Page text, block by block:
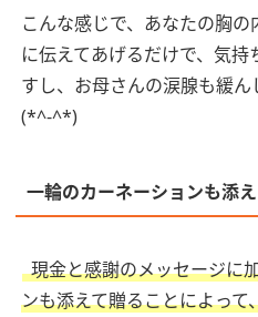
こんな感じで、あなたの胸
に伝えてあげるだけで、気
すし、お母さんの涙腺も緩
(*^-^*)
一輪のカーネーションも添
現金と感謝のメッセージに
ンも添えて贈ることによって